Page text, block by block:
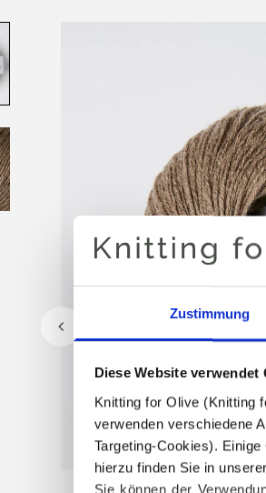
Zustimmung
Diese Website verwendet
Knitting for Olive (Knitting
verwenden verschiedene
Targeting-Cookies).
hierzu finden Sie in unserer
Sie können der